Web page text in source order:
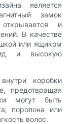
является
замок
и
В качестве
или ящиком
и высокую
коробки
предотвращая
могут быть
поролона или
волос.